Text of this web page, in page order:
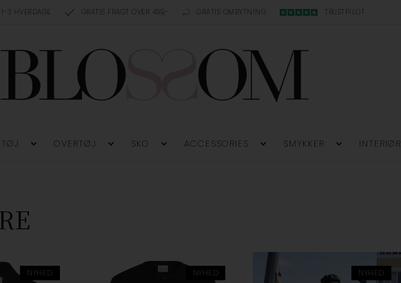
3 HVERDAGE GRATIS FRAGT OVER 499,- GRATIS OMBYTNING TRUSTPILOT
TØJ OVERTØJ SKO ACCESSORIES SMYKKER INTERIØR
NYHED NYHED NYHED